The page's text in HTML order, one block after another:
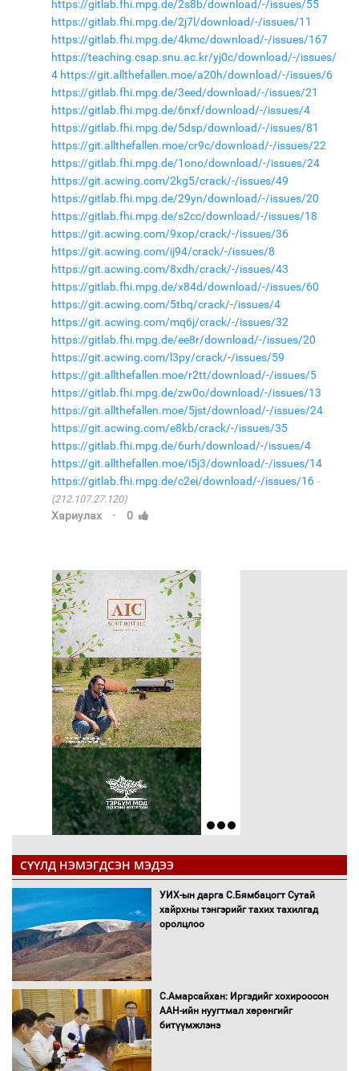
https://gitlab.fhi.mpg.de/2s8b/download/-/issues/55
https://gitlab.fhi.mpg.de/2j7l/download/-/issues/11
https://gitlab.fhi.mpg.de/4kmc/download/-/issues/167
https://teaching.csap.snu.ac.kr/yj0c/download/-/issues/
4 https://git.allthefallen.moe/a20h/download/-/issues/6
https://gitlab.fhi.mpg.de/3eed/download/-/issues/21
https://gitlab.fhi.mpg.de/6nxf/download/-/issues/4
https://gitlab.fhi.mpg.de/5dsp/download/-/issues/81
https://git.allthefallen.moe/cr9c/download/-/issues/22
https://gitlab.fhi.mpg.de/1ono/download/-/issues/24
https://git.acwing.com/2kg5/crack/-/issues/49
https://gitlab.fhi.mpg.de/29yn/download/-/issues/20
https://gitlab.fhi.mpg.de/s2cc/download/-/issues/18
https://git.acwing.com/9xop/crack/-/issues/36
https://git.acwing.com/ij94/crack/-/issues/8
https://git.acwing.com/8xdh/crack/-/issues/43
https://gitlab.fhi.mpg.de/x84d/download/-/issues/60
https://git.acwing.com/5tbq/crack/-/issues/4
https://git.acwing.com/mq6j/crack/-/issues/32
https://gitlab.fhi.mpg.de/ee8r/download/-/issues/20
https://git.acwing.com/l3py/crack/-/issues/59
https://git.allthefallen.moe/r2tt/download/-/issues/5
https://gitlab.fhi.mpg.de/zw0o/download/-/issues/13
https://git.allthefallen.moe/5jst/download/-/issues/24
https://git.acwing.com/e8kb/crack/-/issues/35
https://gitlab.fhi.mpg.de/6urh/download/-/issues/4
https://git.allthefallen.moe/i5j3/download/-/issues/14
https://gitlab.fhi.mpg.de/c2ei/download/-/issues/16
(212.107.27.120)
Хариулах · 0
СҮҮЛД НЭМЭГДСЭН МЭДЭЭ
УИХ-ын дарга С.Бямбацогт Сутай
хайрхны тэнгэрийг тахих тахилгад
оролцлоо
С.Амарсайхан: Иргэдийг хохироосон
ААН-ийн нуугтмал хөрөнгийг
битүүмжлэнэ